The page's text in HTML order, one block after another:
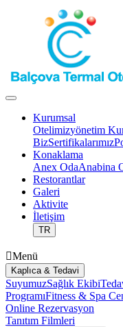
Kurumsal
OtelimizYönetim
BizSertifikalarımız
Konaklama
Anex OdaAnabina
Restorantlar
Galeri
Aktivite
İletişim
TR
Menü
Kaplıca & Tedavi
SuyumuzSağlık Ekibi
ProgramıFitness & Spa
Online Rezervasyon
Tanıtım Filmleri